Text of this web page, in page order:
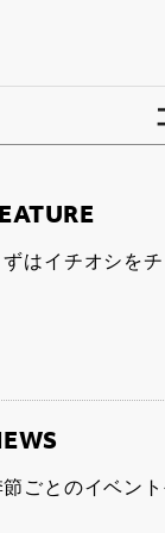
ずはイチオシを
節ごとのイベン